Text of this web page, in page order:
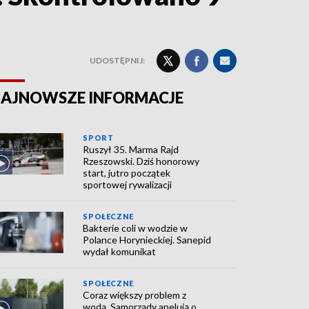
UDOSTĘPNIJ:
INFORMACJE
SPORT
Ruszył 35. Marma Rajd
Rzeszowski. Dziś honorowy
start, jutro początek
sportowej rywalizacji
SPOŁECZNE
Bakterie coli w wodzie w
Polance Horynieckiej. Sanepid
wydał komunikat
SPOŁECZNE
Coraz większy problem z
wodą. Samorządy apelują o